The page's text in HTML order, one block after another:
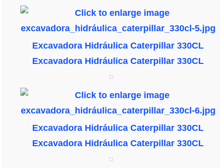
Excavadora Hidráulica Caterpillar 330CL
Excavadora Hidráulica Caterpillar 330CL
Excavadora Hidráulica Caterpillar 330CL
Excavadora Hidráulica Caterpillar 330CL